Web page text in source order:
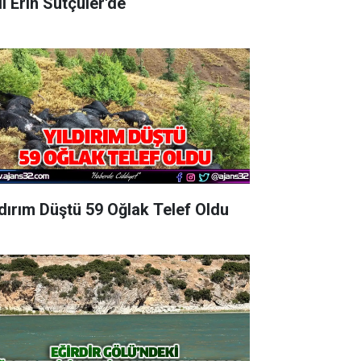
Düştü 59 Oğlak Telef Oldu